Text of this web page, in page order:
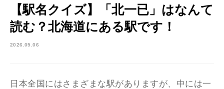
【駅名クイズ】「北一已」はなんて
読む？北海道にある駅です！
2026.05.06
日本全国にはさまざまな駅がありますが、中には一